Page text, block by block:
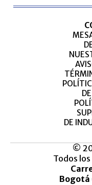
DE
©
Todos
Bogotá